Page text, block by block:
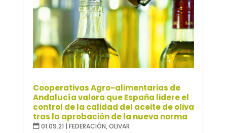
Cooperativas Agro-alimentarias de
Andalucía valora que España lidere el
control de la calidad del aceite de oliva
tras la aprobación de la nueva norma
01.09.21 | FEDERACIÓN,OLIVAR